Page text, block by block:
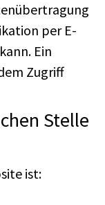
per E-
Ein
Zugriff
Stelle
ist: